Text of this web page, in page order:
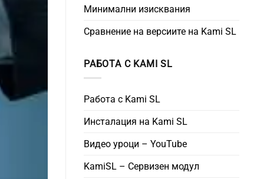
Минимални изисквания
Сравнение на версиите на Kami SL
РАБОТА С KAMI SL
Работа с Kami SL
Инсталация на Kami SL
Видео уроци – YouTube
KamiSL – Сервизен модул